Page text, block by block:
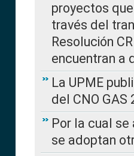
proyectos
través del
Resolución
encuentran a
La UPME
del CNO
Por la cual
se adoptan